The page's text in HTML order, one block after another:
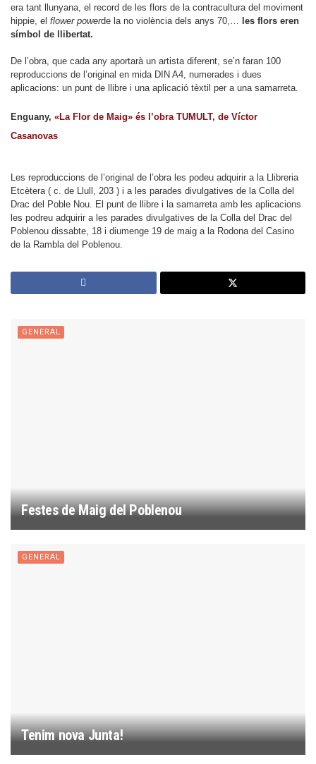
era tant llunyana, el record de les flors de la contracultura del moviment
hippie, el flower powerde la no violència dels anys 70,… les flors eren
símbol de llibertat.
De l’obra, que cada any aportarà un artista diferent, se’n faran 100
reproduccions de l’original en mida DIN A4, numerades i dues
aplicacions: un punt de llibre i una aplicació tèxtil per a una samarreta.
Enguany, «La Flor de Maig» és l’obra TUMULT, de Víctor
Casanovas
Les reproduccions de l’original de l’obra les podeu adquirir a la Llibreria
Etcètera ( c. de Llull, 203 ) i a les parades divulgatives de la Colla del
Drac del Poble Nou. El punt de llibre i la samarreta amb les aplicacions
les podreu adquirir a les parades divulgatives de la Colla del Drac del
Poblenou dissabte, 18 i diumenge 19 de maig a la Rodona del Casino
de la Rambla del Poblenou.
GENERAL
Festes de Maig del Poblenou
GENERAL
Tenim nova Junta!